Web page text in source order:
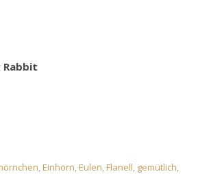
Rabbit
Menge
,Einhorn,Eulen,Flanell, gemütlich,